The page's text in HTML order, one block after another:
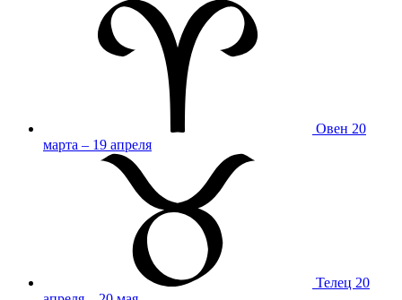
Овен 20
марта – 19 апреля
Телец 20